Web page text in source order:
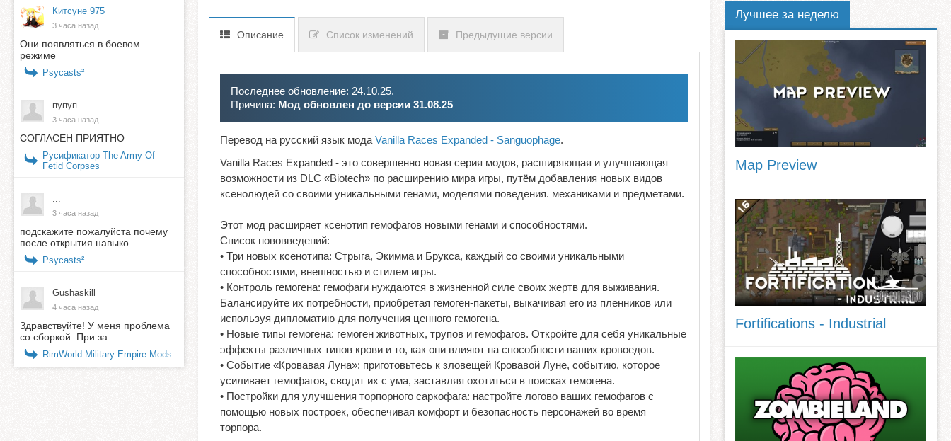
Описание Список изменений Предыдущие версии
Последнее обновление: 24.10.25.
Причина: Мод обновлен до версии 31.08.25
Перевод на русский язык модаVanilla Races Expanded - Sanguophage.
Vanilla Races Expanded - это совершенно новая серия модов, расширяющая и улучшающая
возможности из DLC «Biotech» по расширению мира игры, путём добавления новых видов
ксенолюдей со своими уникальными генами, моделями поведения. механиками и предметами.
Этот мод расширяет ксенотип гемофагов новыми генами и способностями.
Список нововведений:
• Три новых ксенотипа: Стрыга, Экимма и Брукса, каждый со своими уникальными
способностями, внешностью и стилем игры.
• Контроль гемогена: гемофаги нуждаются в жизненной силе своих жертв для выживания.
Балансируйте их потребности, приобретая гемоген-пакеты, выкачивая его из пленников или
используя дипломатию для получения ценного гемогена.
• Новые типы гемогена: гемоген животных, трупов и гемофагов. Откройте для себя уникальные
эффекты различных типов крови и то, как они влияют на способности ваших кровоедов.
• Событие «Кровавая Луна»: приготовьтесь к зловещей Кровавой Луне, событию, которое
усиливает гемофагов, сводит их с ума, заставляя охотиться в поисках гемогена.
• Постройки для улучшения торпорного саркофага: настройте логово ваших гемофагов с
помощью новых построек, обеспечивая комфорт и безопасность персонажей во время
торпора.
Китсуне 975
3 часа назад
Они появляться в боевом
режиме
Psycasts²
пупуп
3 часа назад
СОГЛАСЕН ПРИЯТНО
Русификатор The Army Of
Fetid Corpses
...
3 часа назад
подскажите пожалуйста почему
после открытия навыко...
Psycasts²
Gushaskill
4 часа назад
Здравствуйте! У меня проблема
со сборкой. При за...
RimWorld Military Empire Mods
Лучшее за неделю
Map Preview
Fortifications - Industrial